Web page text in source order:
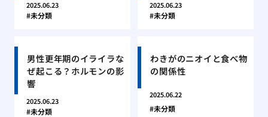
2025.06.23
未分類
2025.06.23
未分類
男性更年期のイライラな
ぜ起こる？ホルモンの影
響
2025.06.23
未分類
わきがのニオイと食べ物
の関係性
2025.06.22
未分類